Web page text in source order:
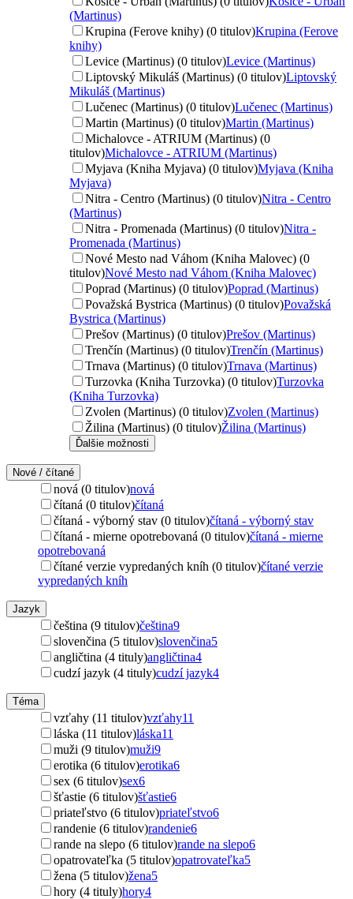
(Martinus)
Krupina (Ferove knihy) (0 titulov)Krupina (Ferove
knihy)
Levice (Martinus) (0 titulov)Levice (Martinus)
Liptovský Mikuláš (Martinus) (0 titulov)Liptovský
Mikuláš (Martinus)
Lučenec (Martinus) (0 titulov)Lučenec (Martinus)
Martin (Martinus) (0 titulov)Martin (Martinus)
Michalovce - ATRIUM (Martinus) (0
titulov)Michalovce - ATRIUM (Martinus)
Myjava (Kniha Myjava) (0 titulov)Myjava (Kniha
Myjava)
Nitra - Centro (Martinus) (0 titulov)Nitra - Centro
(Martinus)
Nitra - Promenada (Martinus) (0 titulov)Nitra -
Promenada (Martinus)
Nové Mesto nad Váhom (Kniha Malovec) (0
titulov)Nové Mesto nad Váhom (Kniha Malovec)
Poprad (Martinus) (0 titulov)Poprad (Martinus)
Považská Bystrica (Martinus) (0 titulov)Považská
Bystrica (Martinus)
Prešov (Martinus) (0 titulov)Prešov (Martinus)
Trenčín (Martinus) (0 titulov)Trenčín (Martinus)
Trnava (Martinus) (0 titulov)Trnava (Martinus)
Turzovka (Kniha Turzovka) (0 titulov)Turzovka
(Kniha Turzovka)
Zvolen (Martinus) (0 titulov)Zvolen (Martinus)
Žilina (Martinus) (0 titulov)Žilina (Martinus)
Ďalšie možnosti
Nové / čítané
nová (0 titulov)nová
čítaná (0 titulov)čítaná
čítaná - výborný stav (0 titulov)čítaná - výborný stav
čítaná - mierne opotrebovaná (0 titulov)čítaná - mierne
opotrebovaná
čítané verzie vypredaných kníh (0 titulov)čítané verzie
vypredaných kníh
Jazyk
čeština (9 titulov)čeština9
slovenčina (5 titulov)slovenčina5
angličtina (4 tituly)angličtina4
cudzí jazyk (4 tituly)cudzí jazyk4
Téma
vzťahy (11 titulov)vzťahy11
láska (11 titulov)láska11
muži (9 titulov)muži9
erotika (6 titulov)erotika6
sex (6 titulov)sex6
šťastie (6 titulov)šťastie6
priateľstvo (6 titulov)priateľstvo6
randenie (6 titulov)randenie6
rande na slepo (6 titulov)rande na slepo6
opatrovateľka (5 titulov)opatrovateľka5
žena (5 titulov)žena5
hory (4 tituly)hory4